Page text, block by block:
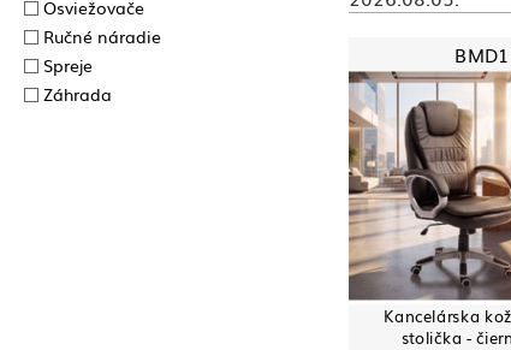
Osviežovače
Ručné náradie
Spreje
Záhrada
Kancelárska
stolička -